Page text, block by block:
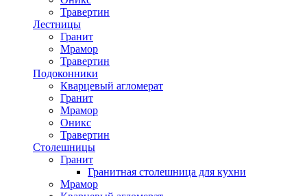
Травертин
Лестницы
Гранит
Мрамор
Травертин
Подоконники
Кварцевый агломерат
Гранит
Мрамор
Оникс
Травертин
Столешницы
Гранит
Гранитная столешница для кухни
Мрамор